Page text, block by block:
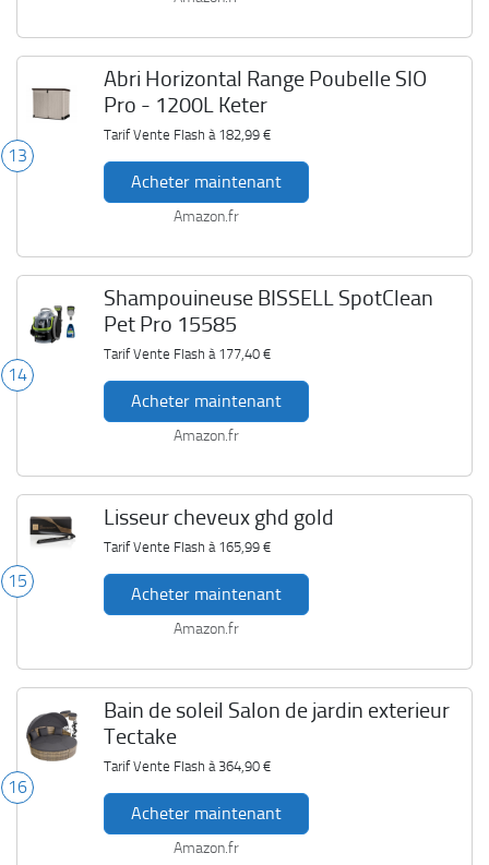
13
Abri Horizontal Range Poubelle SIO
Pro - 1200L Keter
Tarif Vente Flash à 182,99 €
Acheter maintenant
Amazon.fr
14
Shampouineuse BISSELL SpotClean
Pet Pro 15585
Tarif Vente Flash à 177,40 €
Acheter maintenant
Amazon.fr
15
Lisseur cheveux ghd gold
Tarif Vente Flash à 165,99 €
Acheter maintenant
Amazon.fr
16
Bain de soleil Salon de jardin exterieur
Tectake
Tarif Vente Flash à 364,90 €
Acheter maintenant
Amazon.fr